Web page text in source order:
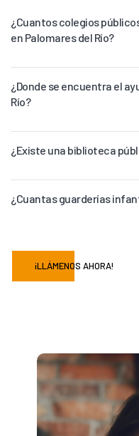
¿Cuantos colegios
en Palomares del Río?
¿Donde se encuentra el
Río?
¿Existe una biblioteca
¿Cuantas guarderías
¡LLÁMENOS AHORA!